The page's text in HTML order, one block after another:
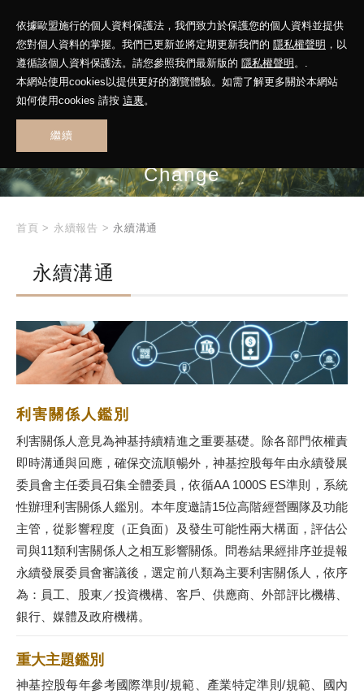
依據歐盟施行的個人資料保護法，我們致力於保護您的個人資料並提供
您對個人資料的掌握。我們已更新並將定期更新我們的 隱私權聲明 ，以
遵循該個人資料保護法。請您參照我們最新版的 隱私權聲明 。.
本網站使用cookies以提供更好的瀏覽體驗。如需了解更多關於本網站
如何使用cookies 請按 這裏。
繼續
Future in Motion
Change
首頁 > 永續報告 > 永續溝通
永續溝通
利害關係人鑑別
利害關係人意見為神基持續精進之重要基礎。除各部門依權責
即時溝通與回應，確保交流順暢外，神基控股每年由永續發展
委員會主任委員召集全體委員，依循AA 1000S ES準則，系統
性辦理利害關係人鑑別。本年度邀請15位高階經營團隊及功能
主管，從影響程度（正負面）及發生可能性兩大構面，評估公
司與11類利害關係人之相互影響關係。問卷結果經排序並提報
永續發展委員會審議後，選定前八類為主要利害關係人，依序
為：員工、股東／投資機構、客戶、供應商、外部評比機構、
銀行、媒體及政府機構。
重大主題鑑別
神基控股每年參考國際準則/規範、產業特定準則/規範、國內